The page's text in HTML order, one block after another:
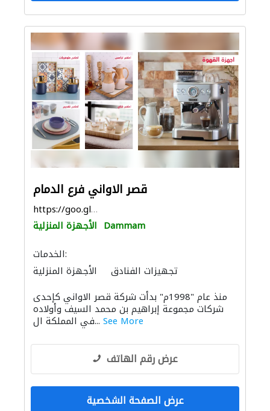
قصر الاواني فرع الدمام
https://goo.gl/maps/pfi1fsezuw1C6ghj9
الأجهزة المنزلية Dammam
الخدمات:
الأجهزة المنزلية
تجهيزات الفنادق
الحمامات والمطابخ
منذ عام "1998م" بدأت شركة قصر الاواني كإحدى
شركات مجموعة إبراهيم بن محمد السيف وأولاده
في المملكة ال... See More
عرض رقم الهاتف
عرض الصفحة الشخصية